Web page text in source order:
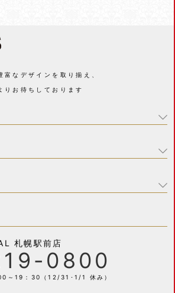
富なデザインを取り揃え、
りお待ちしております
札幌駅前店
0800
～19：30（12/31･1/1 休み）